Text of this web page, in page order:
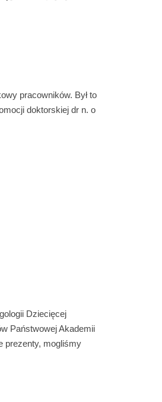
pracowników. Był to
doktorskiej dr n. o
Dziecięcej
Państwowej Akademii
prezenty, mogliśmy